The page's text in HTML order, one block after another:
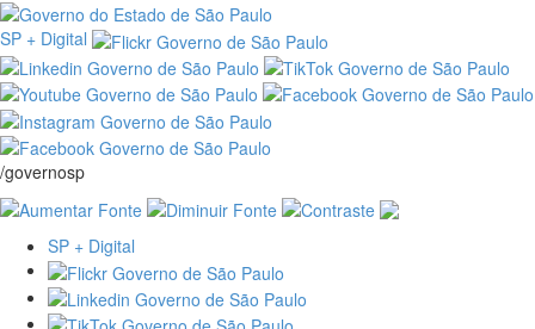
SP + Digital
/governosp
SP + Digital